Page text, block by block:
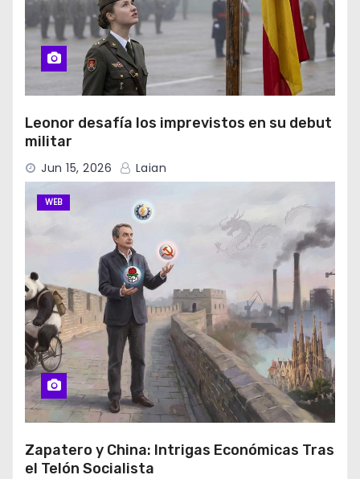
Leonor desafía los imprevistos en su debut
militar
Jun 15, 2026 Laian
WEB
Zapatero y China: Intrigas Económicas Tras
el Telón Socialista